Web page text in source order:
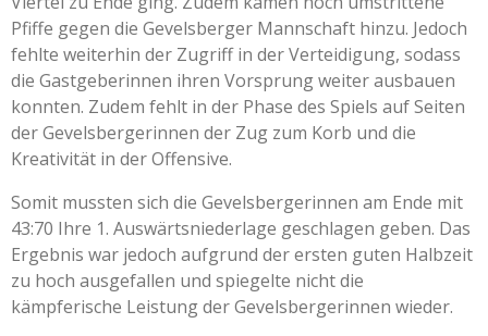
Pfiffe gegen die Gevelsberger Mannschaft hinzu. Jedoch
fehlte weiterhin der Zugriff in der Verteidigung, sodass
die Gastgeberinnen ihren Vorsprung weiter ausbauen
konnten. Zudem fehlt in der Phase des Spiels auf Seiten
der Gevelsbergerinnen der Zug zum Korb und die
Kreativität in der Offensive.
Somit mussten sich die Gevelsbergerinnen am Ende mit
43:70 Ihre 1. Auswärtsniederlage geschlagen geben. Das
Ergebnis war jedoch aufgrund der ersten guten Halbzeit
zu hoch ausgefallen und spiegelte nicht die
kämpferische Leistung der Gevelsbergerinnen wieder.